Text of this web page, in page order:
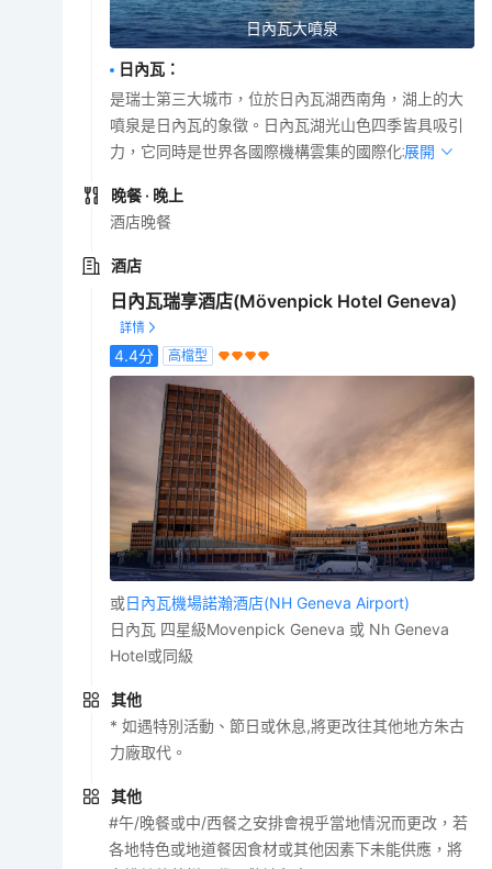
日內瓦大噴泉
日內瓦 ：
是瑞士第三大城市，位於日內瓦湖西南角，湖上的大
噴泉是日內瓦的象徵。日內瓦湖光山色四季皆具吸引
力，它同時是世界各國際機構雲集的國際化城市。
展開
晚餐 · 晚上
酒店晚餐
酒店
日內瓦瑞享酒店(Mövenpick Hotel Geneva)
4.4分 高檔型
或日內瓦機場諾瀚酒店(NH Geneva Airport)
日內瓦 四星級Movenpick Geneva 或 Nh Geneva
Hotel或同級
其他
* 如遇特別活動、節日或休息,將更改往其他地方朱古
力廠取代。
其他
#午/晚餐或中/西餐之安排會視乎當地情況而更改，若
各地特色或地道餐因食材或其他因素下未能供應，將